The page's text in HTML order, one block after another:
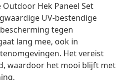
Outdoor Hek Paneel Set
UV-bestendige
tegen
lang mee, ook in
Het vereist
waardoor het mooi blijft met